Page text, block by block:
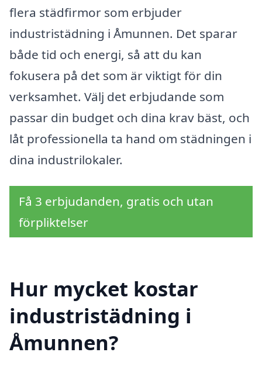
flera städfirmor som erbjuder
industristädning i Åmunnen. Det sparar
både tid och energi, så att du kan
fokusera på det som är viktigt för din
verksamhet. Välj det erbjudande som
passar din budget och dina krav bäst, och
låt professionella ta hand om städningen i
dina industrilokaler.
Få 3 erbjudanden, gratis och utan
förpliktelser
Hur mycket kostar
industristädning i
Åmunnen?